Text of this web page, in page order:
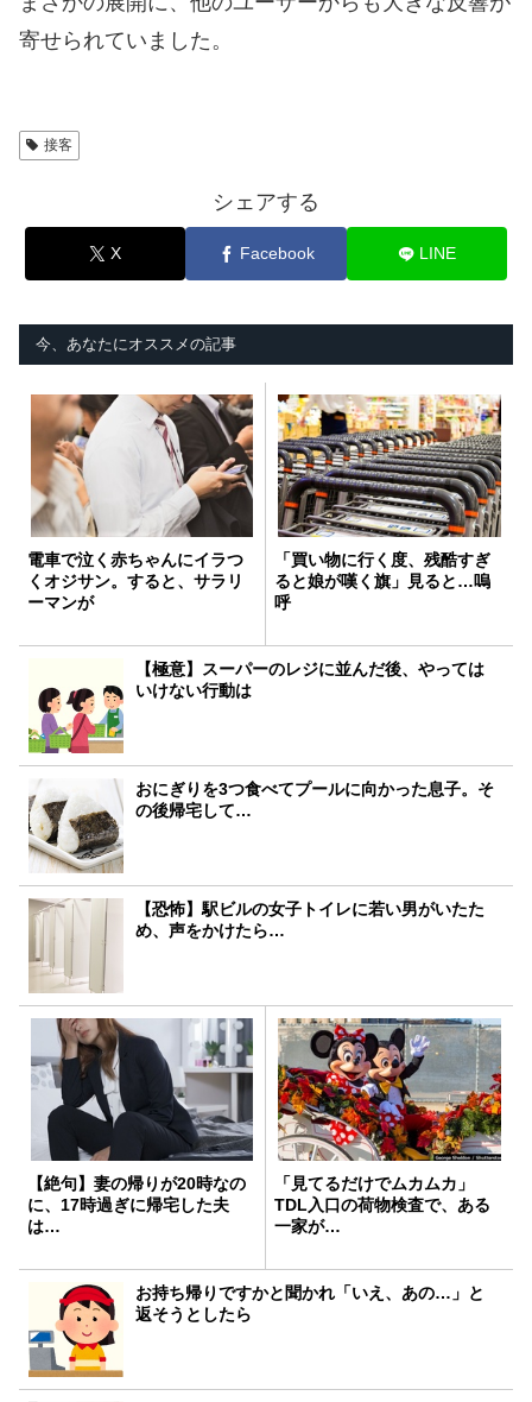
寄せられていました。
接客
シェアする
X Facebook LINE
今、あなたにオススメの記事
電車で泣く赤ちゃんにイラつ
くオジサン。すると、サラリ
ーマンが
「買い物に行く度、残酷すぎ
ると娘が嘆く旗」見ると…嗚
呼
【極意】スーパーのレジに並んだ後、やっては
いけない行動は
おにぎりを3つ食べてプールに向かった息子。そ
の後帰宅して…
【恐怖】駅ビルの女子トイレに若い男がいたた
め、声をかけたら…
【絶句】妻の帰りが20時なの
に、17時過ぎに帰宅した夫
は…
「見てるだけでムカムカ」
TDL入口の荷物検査で、ある
一家が…
お持ち帰りですかと聞かれ「いえ、あの…」と
返そうとしたら